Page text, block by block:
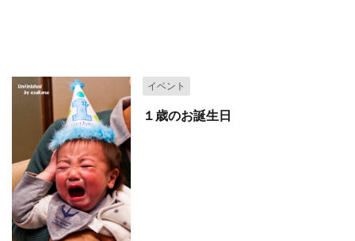
イベント
１歳のお誕生日